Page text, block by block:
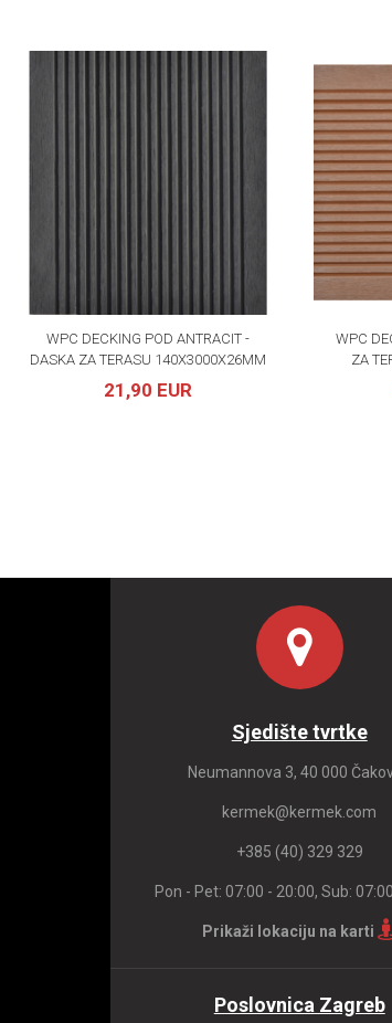
WPC DECKING POD ANTRACIT -
DASKA ZA TERASU 140X3000X26MM
21,90 EUR
WPC
ZA
Sjedište tvrtke
Neumannova 3, 40 000
kermek@kermek.com
+385 (40) 329 329
Pon - Pet: 07:00 - 20:00, Sub:
Prikaži lokaciju na karti
Poslovnica Zagreb